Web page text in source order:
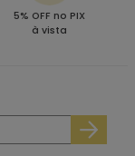
5% OFF no PIX
à vista